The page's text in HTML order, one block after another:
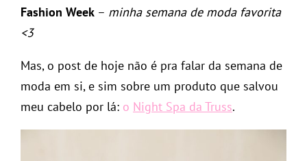
Fashion Week – minha semana de moda favorita
<3
Mas, o post de hoje não é pra falar da semana de
moda em si, e sim sobre um produto que salvou
meu cabelo por lá: o Night Spa da Truss.